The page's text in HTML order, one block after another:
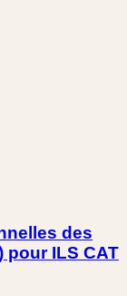
des
pour ILS CAT